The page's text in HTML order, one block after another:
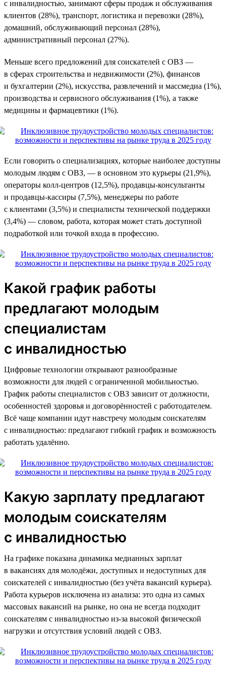
с инвалидностью, занимают сферы продаж и обслуживания
клиентов (28%), транспорт, логистика и перевозки (28%),
домашний, обслуживающий персонал (28%),
административный персонал (27%).
Меньше всего предложений для соискателей с ОВЗ —
в сферах строительства и недвижимости (2%), финансов
и бухгалтерии (2%), искусства, развлечений и массмедиа (1%),
производства и сервисного обслуживания (1%), а также
медицины и фармацевтики (1%).
Если говорить о специализациях, которые наиболее доступны
молодым людям с ОВЗ, — в основном это курьеры (21,9%),
операторы колл-центров (12,5%), продавцы-консультанты
и продавцы-кассиры (7,5%), менеджеры по работе
с клиентами (3,5%) и специалисты технической поддержки
(3,4%) — словом, работа, которая может стать доступной
подработкой или точкой входа в профессию.
Какой график работы
предлагают молодым
специалистам
с инвалидностью
Цифровые технологии открывают разнообразные
возможности для людей с ограниченной мобильностью.
График работы специалистов с ОВЗ зависит от должности,
особенностей здоровья и договорённостей с работодателем.
Всё чаще компании идут навстречу молодым соискателям
с инвалидностью: предлагают гибкий график и возможность
работать удалённо.
Какую зарплату предлагают
молодым соискателям
с инвалидностью
На графике показана динамика медианных зарплат
в вакансиях для молодёжи, доступных и недоступных для
соискателей с инвалидностью (без учёта вакансий курьера).
Работа курьеров исключена из анализа: это одна из самых
массовых вакансий на рынке, но она не всегда подходит
соискателям с инвалидностью из-за высокой физической
нагрузки и отсутствия условий людей с ОВЗ.